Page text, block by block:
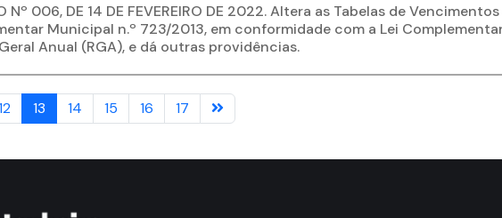
Nº 006, DE 14 DE FEVEREIRO DE 2022. Altera as Tabelas de
Municipal n.º 723/2013, em conformidade com a Lei
Anual (RGA), e dá outras providências.
13 14 15 16 17